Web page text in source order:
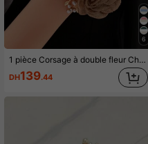
6
1 pièce Corsage à double fleur Champagne & Bleu + 1 pièce Décoration florale pour le poignet, Élégant pour mariage, marié, mariée, demoiselle d'honneur, fête, port quotidien
DH139.44